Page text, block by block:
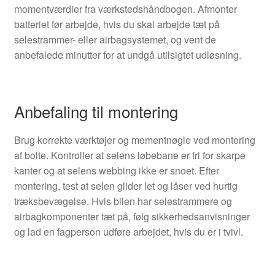
momentværdier fra værkstedshåndbogen. Afmonter
batteriet før arbejde, hvis du skal arbejde tæt på
selestrammer- eller airbagsystemet, og vent de
anbefalede minutter for at undgå utilsigtet udløsning.
Anbefaling til montering
Brug korrekte værktøjer og momentnøgle ved montering
af bolte. Kontroller at selens løbebane er fri for skarpe
kanter og at selens webbing ikke er snoet. Efter
montering, test at selen glider let og låser ved hurtig
træksbevægelse. Hvis bilen har selestrammere og
airbagkomponenter tæt på, følg sikkerhedsanvisninger
og lad en fagperson udføre arbejdet, hvis du er i tvivl.